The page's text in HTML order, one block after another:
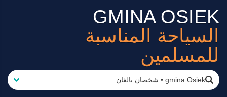
GMINA OSIEK
السياحة المناسبة
للمسلمين
gmina Osiek
• شخصان بالغان